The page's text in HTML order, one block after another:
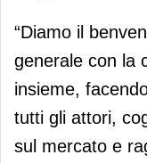
“Diamo il
generale con la
insieme,
tutti gli attori,
sul mercato e